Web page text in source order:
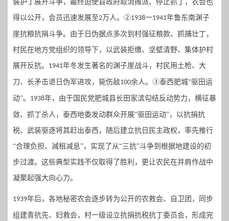
装护丁展开斗争，最终迫使县政府取消摊派、停止抓丁，农会也
得以公开，会员迅速发展至2万人。②1938一1941年鲁东南渊子
崖抗粮抗捐斗争。由于日伪据点多次到村强征粮款、抓捕壮丁，
村民在地方党组织的领导下，以武装拒缴、坚壁清野、集体护村
展开反抗。 1941年冬发生著名的渊子崖战斗，村民用土枪、大
刀、长矛击退日伪军进攻，毙伤敌100余人。③泰西肥城“驱田运
动”。 1938年，由于国民党肥城县长田家滨勾结反动势力，横征暴
敛、抓丁杀人，泰西地委发动群众开展“驱田运动”，以抗捐抗
税、武装驱逐将其赶出泰西，随后建立抗日民主政权，率先推行
“合理负担、減租减息”，实现了从“三抗”斗争到根据地建设的初
步过渡。这些典型实践不仅取得了胜利，更让农民在并肩作战中
凝聚起强大向心力。
1939年后，各地秘密农会逐步转为公开的农救会、自卫团，同步
组建青抗先、妇救会，村一级设立抗捐抗税抗丁委员会，形成完